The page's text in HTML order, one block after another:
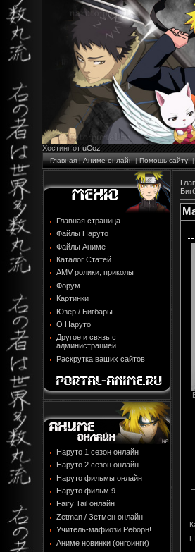
Хостинг от uCoz
Главная|Аниме онлайн|Помощь сайту!
Главная страница
Файлы Наруто
Файлы Аниме
Каталог Статей
AMV ролики, приколы
Форум
Картинки
Юзер / Бигбары
О Наруто
Другое и связь с
администрацией
Раскрутка ваших сайтов
Наруто 1 сезон онлайн
Наруто 2 сезон онлайн
Наруто фильмы онлайн
Наруто фильм 9
Fairy Tail онлайн
Zetman / Зетмен онлайн
Учитель-мафиози Реборн!
Аниме новинки (онгоинги)